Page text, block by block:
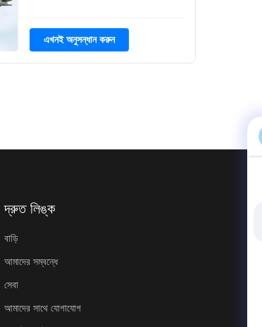
এখনই অনুসন্ধান করুন
দ্রুত লিঙ্ক
বাড়ি
আমাদের সম্বন্ধে
সেবা
আমাদের সাথে যোগাযোগ